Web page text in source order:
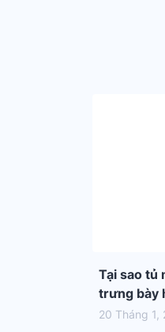
Tại sao tủ
trưng bày
20 Tháng 1,